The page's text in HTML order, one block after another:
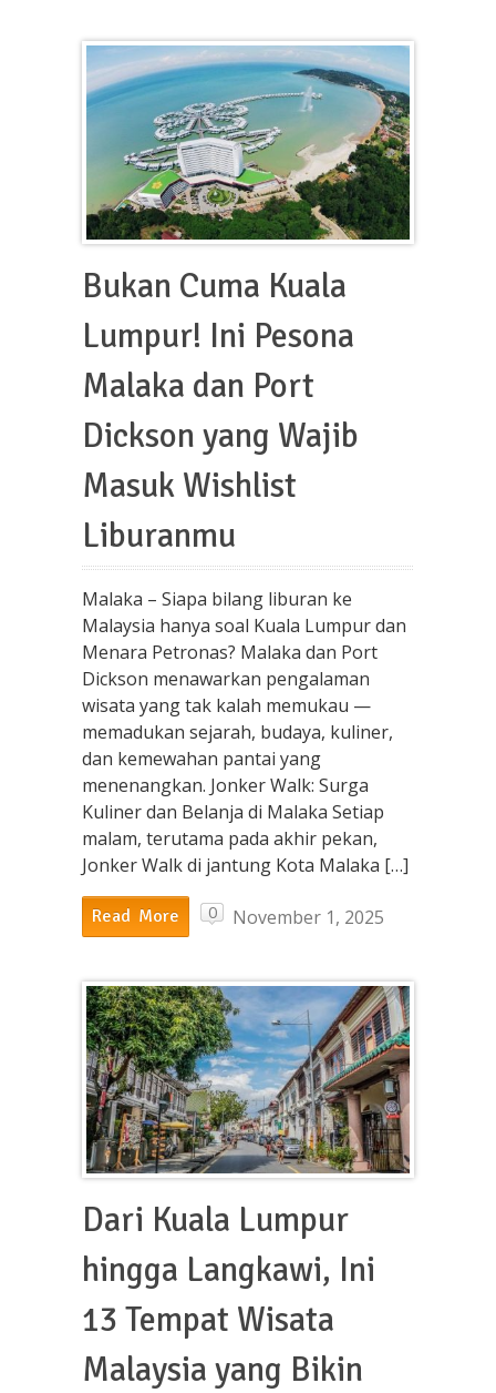
Bukan Cuma Kuala
Lumpur! Ini Pesona
Malaka dan Port
Dickson yang Wajib
Masuk Wishlist
Liburanmu
Malaka – Siapa bilang liburan ke
Malaysia hanya soal Kuala Lumpur dan
Menara Petronas? Malaka dan Port
Dickson menawarkan pengalaman
wisata yang tak kalah memukau —
memadukan sejarah, budaya, kuliner,
dan kemewahan pantai yang
menenangkan. Jonker Walk: Surga
Kuliner dan Belanja di Malaka Setiap
malam, terutama pada akhir pekan,
Jonker Walk di jantung Kota Malaka […]
Read More 0 November 1, 2025
Dari Kuala Lumpur
hingga Langkawi, Ini
13 Tempat Wisata
Malaysia yang Bikin